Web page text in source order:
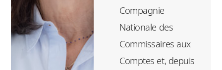
Compagnie
Nationale des
Commissaires aux
Comptes et, depuis